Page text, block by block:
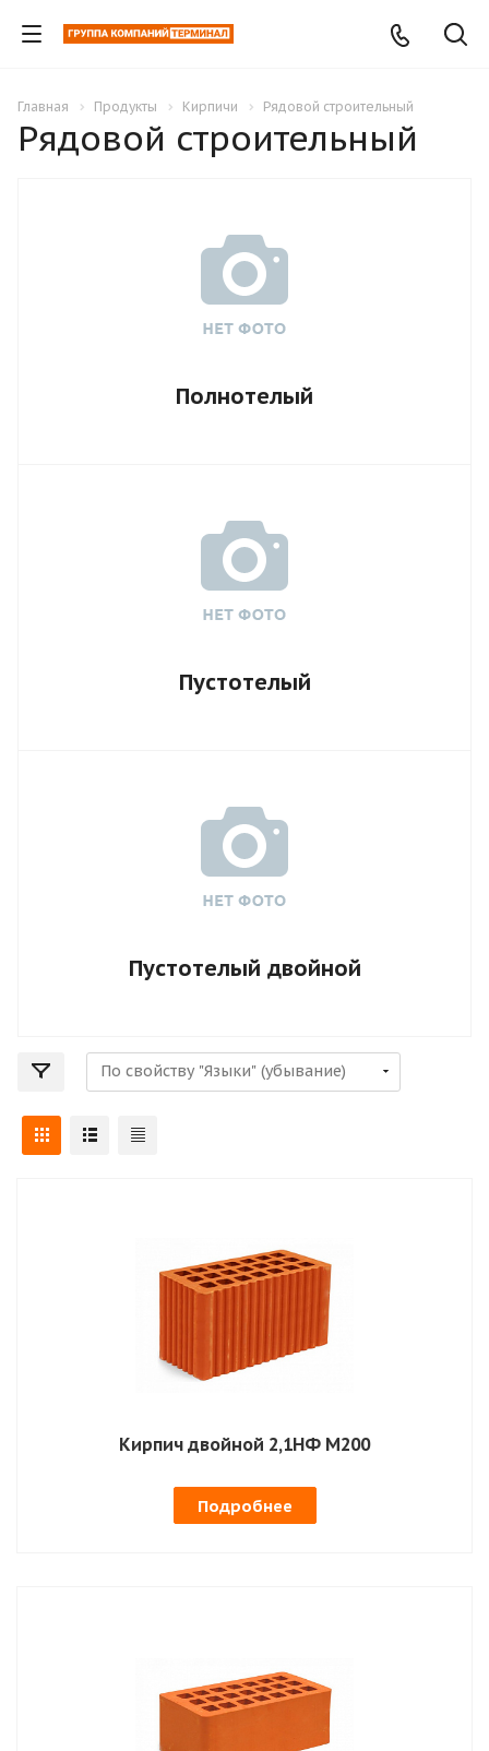
Главная Продукты Кирпичи Рядовой строительный
Рядовой строительный
Полнотелый
Пустотелый
Пустотелый двойной
Кирпич двойной 2,1НФ М200
Подробнее